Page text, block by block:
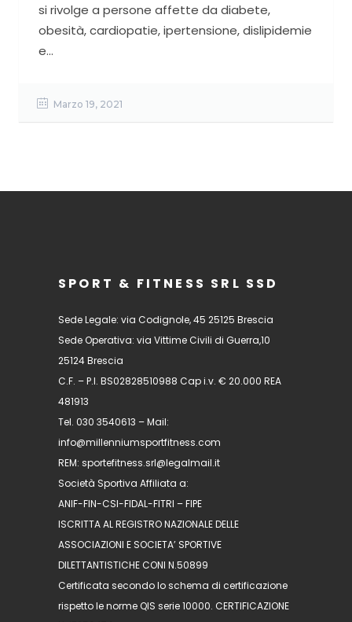
si rivolge a persone affette da diabete,
obesità, cardiopatie, ipertensione, dislipidemie
e...
Marzo 19, 2021
SPORT & FITNESS SRL SSD
Sede Legale: via Codignole, 45 25125 Brescia
Sede Operativa: via Vittime Civili di Guerra,10
25124 Brescia
C.F. – P.I. BS02828510988 Cap i.v. € 20.000 REA
481913
Tel. 030 3540613 – Mail:
info@millenniumsportfitness.com
REM: sportefitness.srl@legalmail.it
Società Sportiva Affiliata a:
ANIF-FIN-CSI-FIDAL-FITRI – FIPE
ISCRITTA AL REGISTRO NAZIONALE DELLE
ASSOCIAZIONI E SOCIETA’ SPORTIVE
DILETTANTISTICHE CONI N.50899
Certificata secondo lo schema di certificazione
rispetto le norme QIS serie 10000. CERTIFICAZIONE